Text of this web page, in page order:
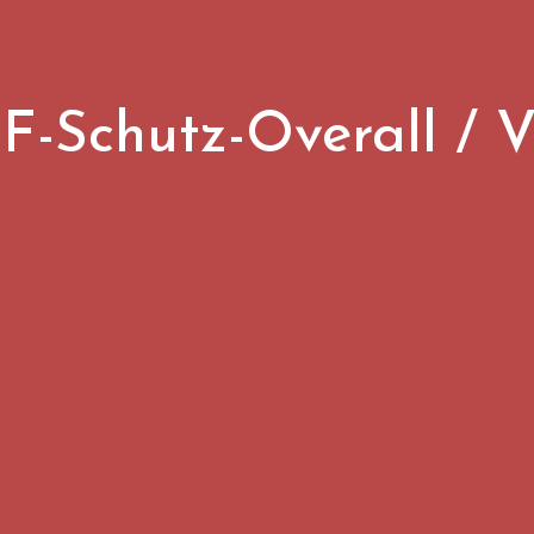
Schutz-Overall /